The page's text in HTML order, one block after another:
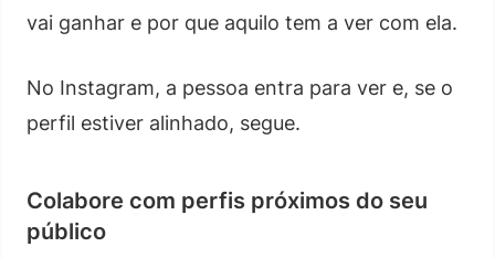
vai ganhar e por que aquilo tem a ver com ela.
No Instagram, a pessoa entra para ver e, se o
perfil estiver alinhado, segue.
Colabore com perfis próximos do seu
público